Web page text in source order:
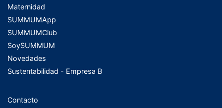
Maternidad
SUMMUMApp
SUMMUMClub
SoySUMMUM
Novedades
Sustentabilidad - Empresa B
Contacto